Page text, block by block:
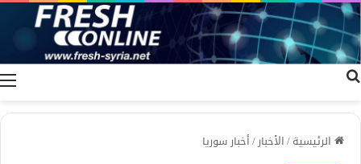
الرئيسية/الأخبار/أخبار سوريا